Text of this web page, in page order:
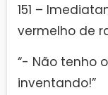
151 –
vermelho de
“- Não tenho
inventando!”